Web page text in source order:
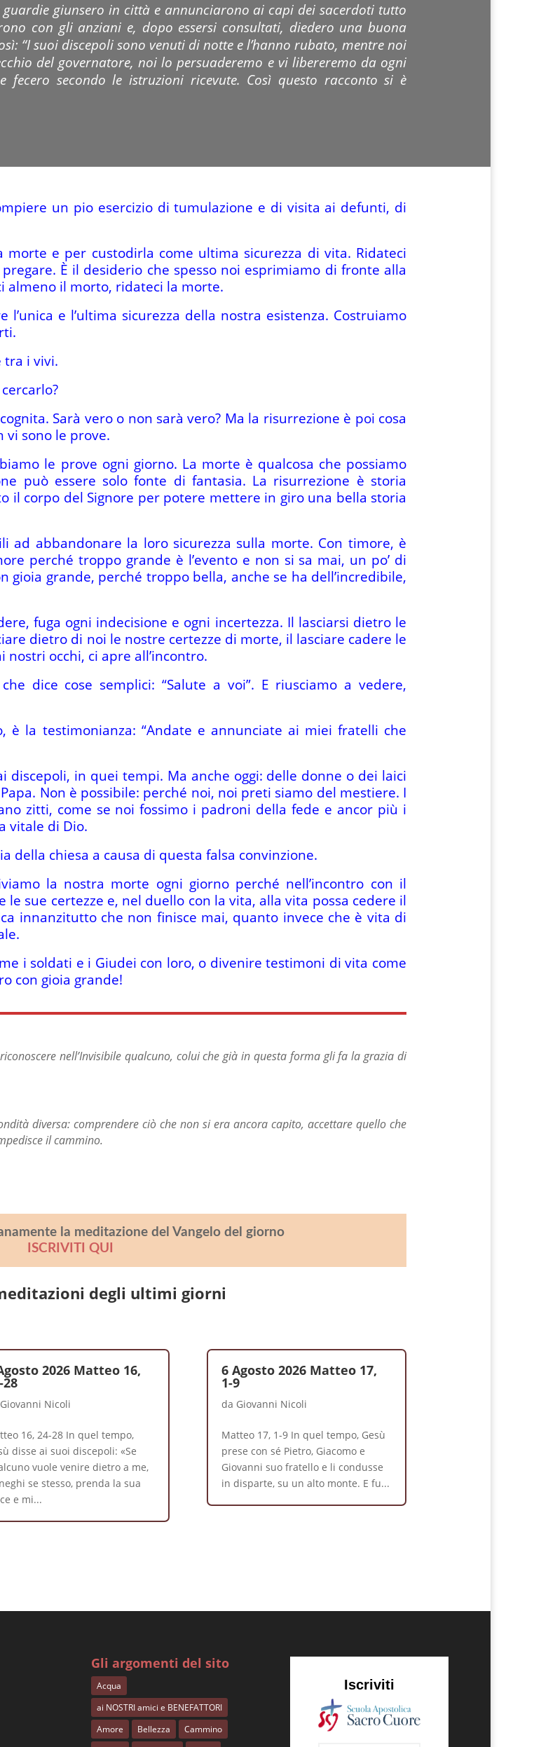
giunsero in città e annunciarono ai capi dei sacerdoti tutto
con gli anziani e, dopo essersi consultati, diedero una buona
“I suoi discepoli sono venuti di notte e l’hanno rubato, mentre noi
del governatore, noi lo persuaderemo e vi libereremo da ogni
fecero secondo le istruzioni ricevute. Così questo racconto si è
un pio esercizio di tumulazione e di visita ai defunti, di
e per custodirla come ultima sicurezza di vita. Ridateci
È il desiderio che spesso noi esprimiamo di fronte alla
almeno il morto, ridateci la morte.
e l’ultima sicurezza della nostra esistenza. Costruiamo
tra i vivi.
Sarà vero o non sarà vero? Ma la risurrezione è poi cosa
vi sono le prove.
le prove ogni giorno. La morte è qualcosa che possiamo
può essere solo fonte di fantasia. La risurrezione è storia
il corpo del Signore per potere mettere in giro una bella storia
ad abbandonare la loro sicurezza sulla morte. Con timore, è
perché troppo grande è l’evento e non si sa mai, un po’ di
gioia grande, perché troppo bella, anche se ha dell’incredibile,
fuga ogni indecisione e ogni incertezza. Il lasciarsi dietro le
dietro di noi le nostre certezze di morte, il lasciare cadere le
occhi, ci apre all’incontro.
dice cose semplici: “Salute a voi”. E riusciamo a vedere,
è la testimonianza: “Andate e annunciate ai miei fratelli che
discepoli, in quei tempi. Ma anche oggi: delle donne o dei laici
Non è possibile: perché noi, noi preti siamo del mestiere. I
zitti, come se noi fossimo i padroni della fede e ancor più i
vitale di Dio.
della chiesa a causa di questa falsa convinzione.
la nostra morte ogni giorno perché nell’incontro con il
le sue certezze e, nel duello con la vita, alla vita possa cedere il
innanzitutto che non finisce mai, quanto invece che è vita di
i soldati e i Giudei con loro, o divenire testimoni di vita come
con gioia grande!
nell’Invisibile qualcuno, colui che già in questa forma gli fa la grazia di
diversa: comprendere ciò che non si era ancora capito, accettare quello che
il cammino.
la meditazione del Vangelo del giorno
ISCRIVITI QUI
degli ultimi giorni
2026 Matteo 16,
28
Giovanni Nicoli
16, 24-28 In quel tempo,
disse ai suoi discepoli: «Se
vuole venire dietro a me,
se stesso, prenda la sua
e mi...
6 Agosto 2026 Matteo 17,
1-9
da Giovanni Nicoli
Matteo 17, 1-9 In quel tempo, Gesù
prese con sé Pietro, Giacomo e
Giovanni suo fratello e li condusse
in disparte, su un alto monte. E fu...
Gli argomenti del sito
Acqua
ai NOSTRI amici e BENEFATTORI
Amore
Bellezza
Cammino
Iscriviti